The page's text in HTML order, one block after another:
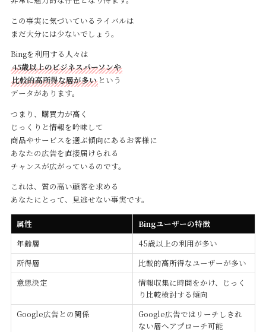
この事実に気づいているライバルは
まだ大分には少ないでしょう。
Bingを利用する人々は
45歳以上のビジネスパーソンや
比較的高所得な層が多いという
データがあります。
つまり、購買力が高く
じっくりと情報を吟味して
商品やサービスを選ぶ傾向にあるお客様に
あなたの広告を直接届けられる
チャンスが広がっているのです。
これは、質の高い顧客を求める
あなたにとって、見逃せない事実です。
属性
Bingユーザーの特徴
年齢層
45歳以上の利用が多い
所得層
比較的高所得なユーザーが多い
意思決定
情報収集に時間をかけ、じっく
り比較検討する傾向
Google広告との関係
Google広告ではリーチしきれ
ない層へアプローチ可能